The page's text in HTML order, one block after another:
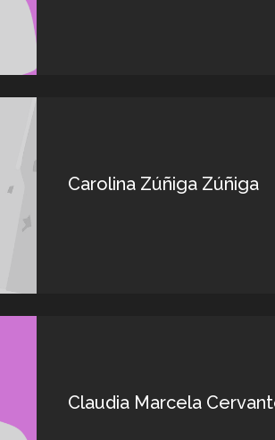
Carolina Zúñiga Zúñiga
Claudia Marcela